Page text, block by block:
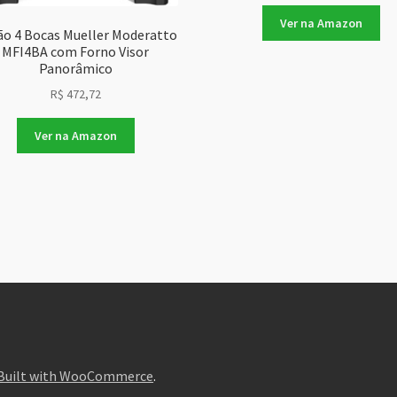
4 Bocas Mueller Moderatto
MFI4BA com Forno Visor
Panorâmico
R$ 472,72
Ver na Amazon
Ver na Amazon
with WooCommerce.